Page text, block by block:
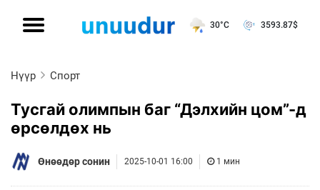
30°C 3593.87$
Нүүр Спорт
Тусгай олимпын баг “Дэлхийн цом”-д
өрсөлдөх нь
Өнөөдөр сонин 2025-10-01 16:00 1 мин